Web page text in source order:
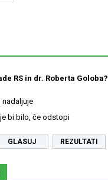
RS in dr. Roberta Goloba?
nadaljuje
bi bilo, če odstopi
REZULTATI